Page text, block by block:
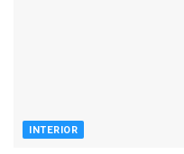
INTERIOR